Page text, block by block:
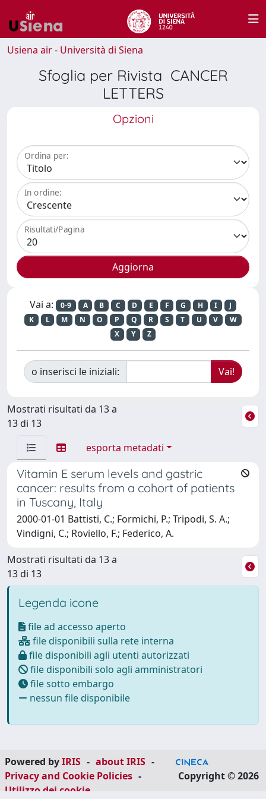
Usiena air - Università di Siena
Sfoglia per Rivista CANCER
LETTERS
Opzioni
Ordina per:
In ordine:
Risultati/Pagina
Vai a: 0-9 A B C D E F G H I
J
K
L M N O P Q R S T U V
W
X
Y Z
o inserisci le iniziali:
Mostrati risultati da 13 a
13 di 13
esporta metadati
Vitamin E serum levels and gastric
cancer: results from a cohort of patients
in Tuscany, Italy
2000-01-01 Battisti, C.; Formichi, P.; Tripodi, S. A.;
Vindigni, C.; Roviello, F.; Federico, A.
Mostrati risultati da 13 a
13 di 13
Legenda icone
file ad accesso aperto
file disponibili sulla rete interna
file disponibili agli utenti autorizzati
file disponibili solo agli amministratori
file sotto embargo
nessun file disponibile
Powered byIRIS - about IRIS -
Privacy and Cookie Policies -
Utilizzo dei cookie
Copyright © 2026